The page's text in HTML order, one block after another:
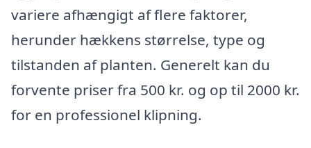
variere afhængigt af flere faktorer,
herunder hækkens størrelse, type og
tilstanden af planten. Generelt kan du
forvente priser fra 500 kr. og op til 2000 kr.
for en professionel klipning.